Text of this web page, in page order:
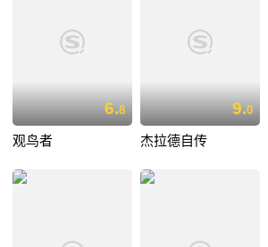
6.8
观鸟者
9.0
杰拉德自传